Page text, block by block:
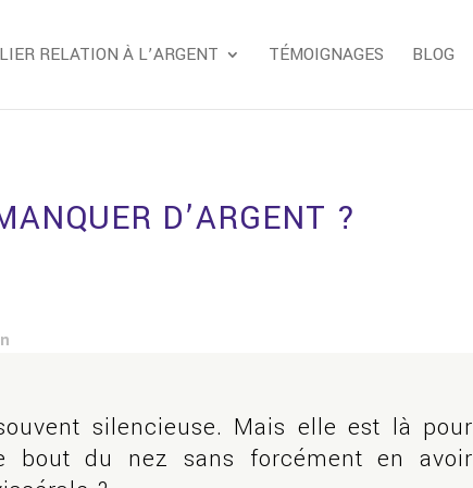
RELATION À L’ARGENT TÉMOIGNAGES BLOG
D’ARGENT ?
silencieuse. Mais elle est là pour
bout du nez sans forcément en avoir